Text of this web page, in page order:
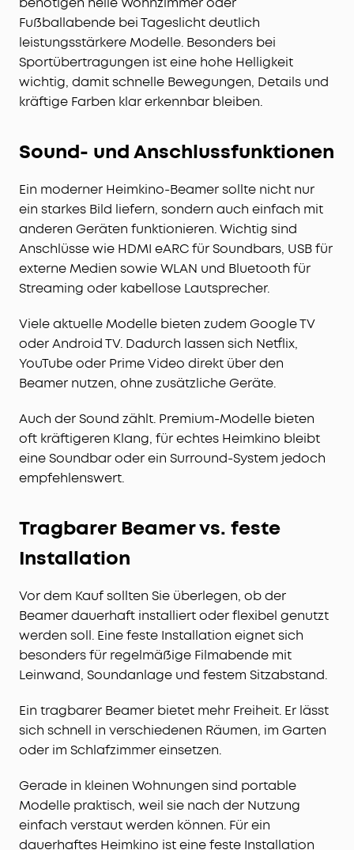
Fußballabende bei Tageslicht deutlich
leistungsstärkere Modelle. Besonders bei
Sportübertragungen ist eine hohe Helligkeit
wichtig, damit schnelle Bewegungen, Details und
kräftige Farben klar erkennbar bleiben.
Sound- und Anschlussfunktionen
Ein moderner Heimkino-Beamer sollte nicht nur
ein starkes Bild liefern, sondern auch einfach mit
anderen Geräten funktionieren. Wichtig sind
Anschlüsse wie HDMI eARC für Soundbars, USB für
externe Medien sowie WLAN und Bluetooth für
Streaming oder kabellose Lautsprecher.
Viele aktuelle Modelle bieten zudem Google TV
oder Android TV. Dadurch lassen sich Netflix,
YouTube oder Prime Video direkt über den
Beamer nutzen, ohne zusätzliche Geräte.
Auch der Sound zählt. Premium-Modelle bieten
oft kräftigeren Klang, für echtes Heimkino bleibt
eine Soundbar oder ein Surround-System jedoch
empfehlenswert.
Tragbarer Beamer vs. feste
Installation
Vor dem Kauf sollten Sie überlegen, ob der
Beamer dauerhaft installiert oder flexibel genutzt
werden soll. Eine feste Installation eignet sich
besonders für regelmäßige Filmabende mit
Leinwand, Soundanlage und festem Sitzabstand.
Ein tragbarer Beamer bietet mehr Freiheit. Er lässt
sich schnell in verschiedenen Räumen, im Garten
oder im Schlafzimmer einsetzen.
Gerade in kleinen Wohnungen sind portable
Modelle praktisch, weil sie nach der Nutzung
einfach verstaut werden können. Für ein
dauerhaftes Heimkino ist eine feste Installation